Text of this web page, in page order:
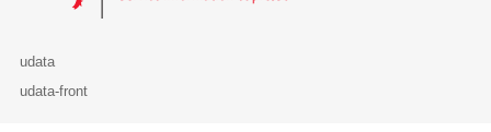
udata
udata-front